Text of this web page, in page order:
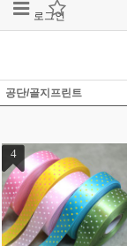
로그인
공단/골지프린트
7